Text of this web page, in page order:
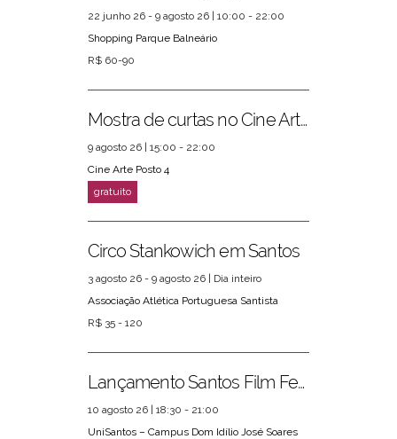
22 junho 26 - 9 agosto 26 | 10:00 - 22:00
Shopping Parque Balneário
R$ 60-90
Mostra de curtas no Cine Arte Posto 4
9 agosto 26 | 15:00 - 22:00
Cine Arte Posto 4
Circo Stankowich em Santos
3 agosto 26 - 9 agosto 26 | Dia inteiro
Associação Atlética Portuguesa Santista
R$ 35 - 120
Lançamento Santos Film Fest
10 agosto 26 | 18:30 - 21:00
UniSantos – Campus Dom Idílio José Soares